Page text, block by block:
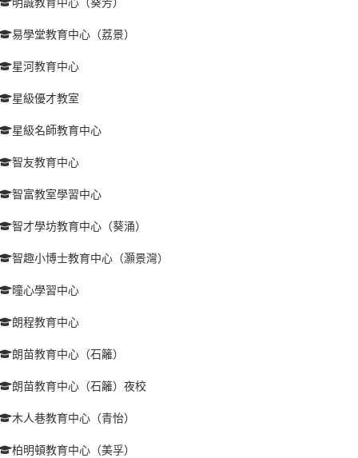
易學堂教育中心（荔景）
星河教育中心
星級優才教室
星級名師教育中心
智友教育中心
智富教室學習中心
智才學坊教育中心（葵涌）
智趣小博士教育中心（灝景灣）
曈心學習中心
朗程教育中心
朗苗教育中心（石籬）
朗苗教育中心（石籬）夜校
木人巷教育中心（青怡）
柏明頓教育中心（美孚）